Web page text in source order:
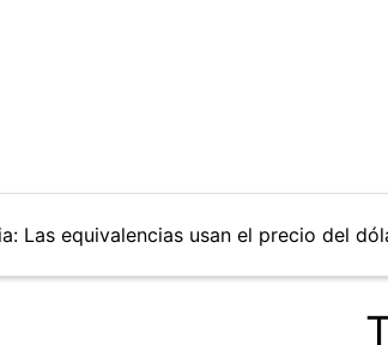
Las equivalencias usan el precio del